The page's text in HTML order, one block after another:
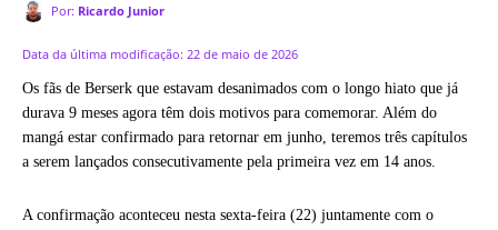
Por: Ricardo Junior
Data da última modificação: 22 de maio de 2026
Os fãs de Berserk que estavam desanimados com o longo hiato que já
durava 9 meses agora têm dois motivos para comemorar. Além do
mangá estar confirmado para retornar em junho, teremos três capítulos
a serem lançados consecutivamente pela primeira vez em 14 anos.
A confirmação aconteceu nesta sexta-feira (22) juntamente com o